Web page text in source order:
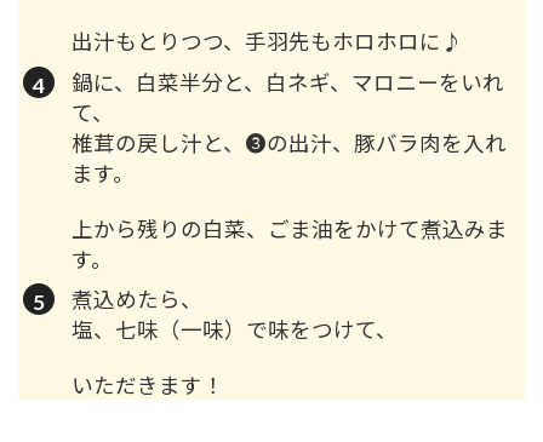
出汁もとりつつ、手羽先もホロホロに♪
鍋に、白菜半分と、白ネギ、マロニーをいれ
て、
椎茸の戻し汁と、❸の出汁、豚バラ肉を入れ
ます。
上から残りの白菜、ごま油をかけて煮込みま
す。
煮込めたら、
塩、七味（一味）で味をつけて、
いただきます！